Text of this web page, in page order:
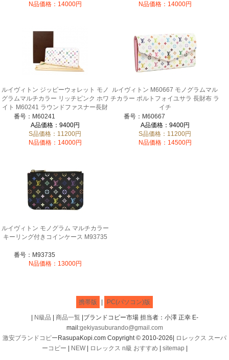
N品価格：14000円
N品価格：14000円
ルイヴィトン ジッピーウォレット モノ
グラムマルチカラー リッチピンク ホワ
イト M60241 ラウンドファスナー長財
布
番号：M60241
A品価格：9400円
S品価格：11200円
N品価格：14000円
ルイヴィトン M60667 モノグラムマル
チカラー ポルトフォイユサラ 長財布 ラ
イチ
番号：M60667
A品価格：9400円
S品価格：11200円
N品価格：14500円
ルイヴィトン モノグラム マルチカラー
キーリング付きコインケース M93735
番号：M93735
N品価格：13000円
携帯版 PC(パソコン)版
N級品 商品一覧|ブランドコピー市場 担当者：小澤 正幸 E-
mail:gekiyasuburando@gmail.com
激安ブランドコピー RasupaKopi.com Copyright © 2010-2026|
ロレックス スーパ
ーコピー
NEW| ロレックス n級 おすすめ sitemap